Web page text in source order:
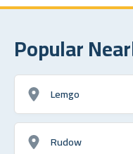
Popular
Lemgo
Rudow